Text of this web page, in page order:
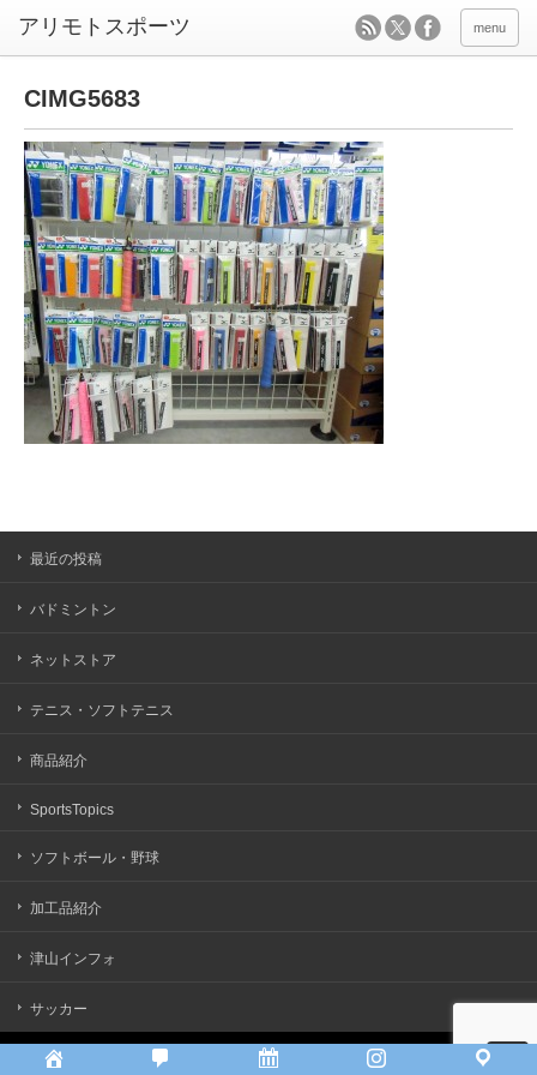
menu
CIMG5683
最近の投稿
バドミントン
ネットストア
テニス・ソフトテニス
商品紹介
SportsTopics
ソフトボール・野球
加工品紹介
津山インフォ
サッカー
Copyright © アリモトスポーツ All rights reserved.